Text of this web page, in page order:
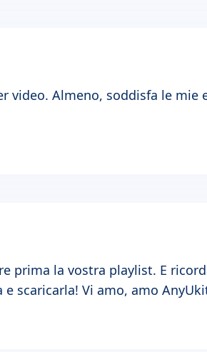
Almeno, soddisfa le mie
prima la vostra playlist. E
scaricarla! Vi amo, amo